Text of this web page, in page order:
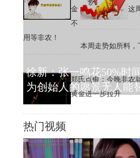
金
不
用等非农！
这
本周走势如所料，
郑氏点银：今晚非农
黄金进一步拉升
热门视频
徐新：张一鸣花50%时
为创始人的愿景无人能
李迅雷：6.3%的公司，撑